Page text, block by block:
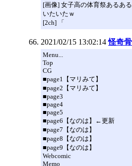
[画像] 女子高の体育祭あるあ
いたいたｗ
[2ch] 「
2021/02/15 13:02:14 怪奇
Menu...
Top
CG
■page1【マリみて】
■page2【マリみて】
■page3
■page4
■page5
■page6【なのは】←更新
■page7【なのは】
■page8【なのは】
■page9【なのは】
Webcomic
Memo